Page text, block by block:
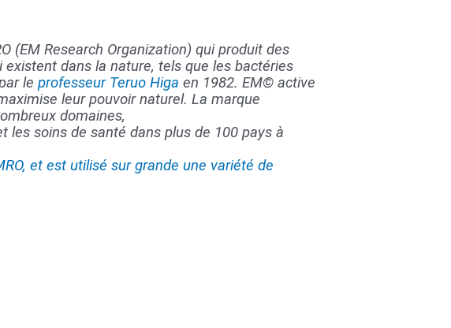
(EM Research Organization) qui produit des
dans la nature, tels que les bactéries
le professeur Teruo Higa en 1982. EM© active
leur pouvoir naturel. La marque
domaines,
les soins de santé dans plus de 100 pays à
et est utilisé sur grande une variété de